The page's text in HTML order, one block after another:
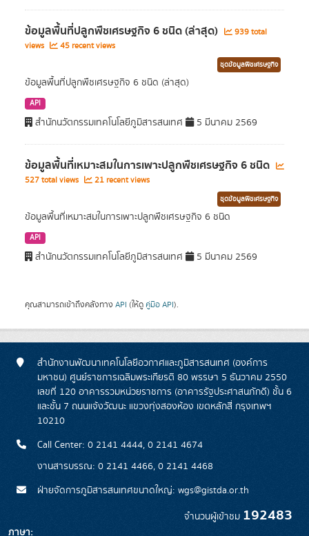
ข้อมูลพื้นที่ปลูกพืชเศรษฐกิจ 6 ชนิด (ล่าสุด)
939 total
views
45 recent views
ชุดข้อมูลพืชเศรษฐกิจ
ข้อมูลพื้นที่ปลูกพืชเศรษฐกิจ 6 ชนิด (ล่าสุด)
API
สำนักนวัตกรรมเทคโนโลยีภูมิสารสนเทศ 5 มีนาคม 2569
ข้อมูลพื้นที่เหมาะสมในการเพาะปลูกพืชเศรษฐกิจ 6 ชนิด
527 total views 21 recent views
ชุดข้อมูลพืชเศรษฐกิจ
ข้อมูลพื้นที่เหมาะสมในการเพาะปลูกพืชเศรษฐกิจ 6 ชนิด
API
สำนักนวัตกรรมเทคโนโลยีภูมิสารสนเทศ 5 มีนาคม 2569
คุณสามารถเข้าถึงคลังทาง API (ให้ดู คู่มือ API).
สำนักงานพัฒนาเทคโนโลยีอวกาศและภูมิสารสนเทศ (องค์การ
มหาชน) ศูนย์ราชการเฉลิมพระเกียรติ 80 พรรษา 5 ธันวาคม 2550
เลขที่ 120 อาคารรวมหน่วยราชการ (อาคารรัฐประศาสนภักดี) ชั้น 6
และชั้น 7 ถนนแจ้งวัฒนะ แขวงทุ่งสองห้อง เขตหลักสี่ กรุงเทพฯ
10210
Call Center: 0 2141 4444, 0 2141 4674
งานสารบรรณ: 0 2141 4466, 0 2141 4468
ฝ่ายจัดการภูมิสารสนเทศขนาดใหญ่: wgs@gistda.or.th
จำนวนผู้เข้าชม 192483
ภาษา